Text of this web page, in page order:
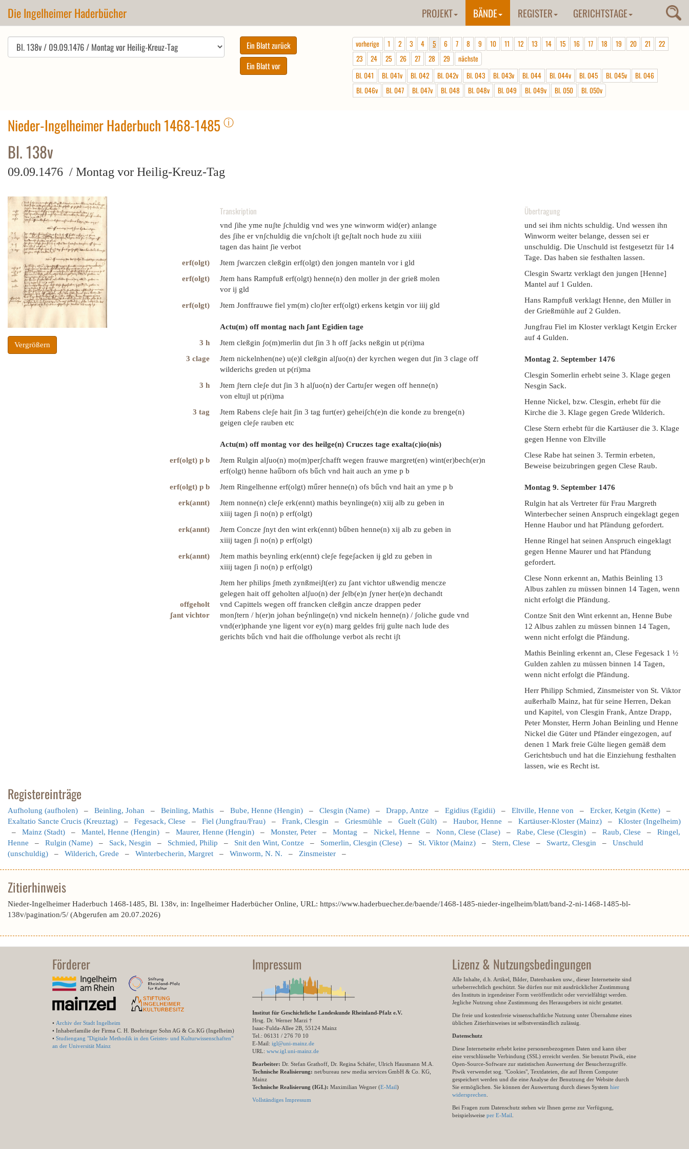
Die Ingelheimer Haderbücher PROJEKT BÄNDE REGISTER GERICHTSTAGE
vorherige 1 2 3 4 5 6 7 8 9 10 11 12 13 14 15 16 17 18 19 20 21
22
23
24 25 26 27 28 29
nächste
Bl. 041
Bl. 041v Bl. 042 Bl. 042v Bl. 043 Bl. 043v Bl. 044 Bl. 044v Bl. 045 Bl. 045v
Bl. 046
Bl. 046v
Bl. 047 Bl. 047v Bl. 048 Bl. 048v Bl. 049 Bl. 049v Bl. 050 Bl. 050v
Nieder-Ingelheimer Haderbuch 1468-1485 ⓘ
Bl. 138v
09.09.1476 / Montag vor Heilig-Kreuz-Tag
Vergrößern
Transkription
vnd ʃihe yme nuʃte ʃchuldig vnd wes yne winworm wid(er) anlange
des ʃihe er vnʃchuldig die vnʃcholt iʃt geʃtalt noch hude zu xiiii
tagen das haint ʃie verbot
erf(olgt)
Jtem ʃwarczen cleßgin erf(olgt) den jongen manteln vor i gld
erf(olgt)
Jtem hans Rampfuß erf(olgt) henne(n) den moller jn der grieß molen
vor ij gld
erf(olgt)
Jtem Jonffrauwe fiel ym(m) cloʃter erf(olgt) erkens ketgin vor iiij gld
Actu(m) off montag nach ʃant Egidien tage
3 h
Jtem cleßgin ʃo(m)merlin dut ʃin 3 h off ʃacks neßgin ut p(ri)ma
3 clage
Jtem nickelnhen(ne) u(e)l cleßgin alʃuo(n) der kyrchen wegen dut ʃin 3 clage off
wilderichs greden ut p(ri)ma
3 h
Jtem ʃtern cleʃe dut ʃin 3 h alʃuo(n) der Cartuʃer wegen off henne(n)
von eltujl ut p(ri)ma
3 tag
Jtem Rabens cleʃe hait ʃin 3 tag furt(er) geheiʃch(e)n die konde zu brenge(n)
geigen cleʃe rauben etc
Actu(m) off montag vor des heilge(n) Cruczes tage exalta(c)io(nis)
erf(olgt) p b
Jtem Rulgin alʃuo(n) mo(m)perʃchafft wegen frauwe margret(en) wint(er)bech(er)n
erf(olgt) henne haűborn ofs bűch vnd hait auch an yme p b
erf(olgt) p b
Jtem Ringelhenne erf(olgt) műrer henne(n) ofs bűch vnd hait an yme p b
erk(annt)
Jtem nonne(n) cleʃe erk(ennt) mathis beynlinge(n) xiij alb zu geben in
xiiij tagen ʃi no(n) p erf(olgt)
erk(annt)
Jtem Concze ʃnyt den wint erk(ennt) bűben henne(n) xij alb zu geben in
xiiij tagen ʃi no(n) p erf(olgt)
erk(annt)
Jtem mathis beynling erk(ennt) cleʃe fegeʃacken iɉ gld zu geben in
xiiij tagen ʃi no(n) p erf(olgt)
Jtem her philips ʃmeth zynßmeiʃt(er) zu ʃant vichtor ußwendig mencze
gelegen hait off geholten alʃuo(n) der ʃelb(e)n ʃyner her(e)n dechandt
offgeholt
vnd Capittels wegen off francken cleßgin ancze drappen peder
ʃant vichtor
monʃtern / h(er)n johan beýnlinge(n) vnd nickeln henne(n) / ʃoliche gude vnd
vnd(er)phande yne ligent vor ey(n) marg geldes frij gulte nach lude des
gerichts bűch vnd hait die offholunge verbot als recht iʃt
Übertragung
und sei ihm nichts schuldig. Und wessen ihn
Winworm weiter belange, dessen sei er
unschuldig. Die Unschuld ist festgesetzt für 14
Tage. Das haben sie festhalten lassen.
Clesgin Swartz verklagt den jungen [Henne]
Mantel auf 1 Gulden.
Hans Rampfuß verklagt Henne, den Müller in
der Grießmühle auf 2 Gulden.
Jungfrau Fiel im Kloster verklagt Ketgin Ercker
auf 4 Gulden.
Montag 2. September 1476
Clesgin Somerlin erhebt seine 3. Klage gegen
Nesgin Sack.
Henne Nickel, bzw. Clesgin, erhebt für die
Kirche die 3. Klage gegen Grede Wilderich.
Clese Stern erhebt für die Kartäuser die 3. Klage
gegen Henne von Eltville
Clese Rabe hat seinen 3. Termin erbeten,
Beweise beizubringen gegen Clese Raub.
Montag 9. September 1476
Rulgin hat als Vertreter für Frau Margreth
Winterbecher seinen Anspruch eingeklagt gegen
Henne Haubor und hat Pfändung gefordert.
Henne Ringel hat seinen Anspruch eingeklagt
gegen Henne Maurer und hat Pfändung
gefordert.
Clese Nonn erkennt an, Mathis Beinling 13
Albus zahlen zu müssen binnen 14 Tagen, wenn
nicht erfolgt die Pfändung.
Contze Snit den Wint erkennt an, Henne Bube
12 Albus zahlen zu müssen binnen 14 Tagen,
wenn nicht erfolgt die Pfändung.
Mathis Beinling erkennt an, Clese Fegesack 1 ½
Gulden zahlen zu müssen binnen 14 Tagen,
wenn nicht erfolgt die Pfändung.
Herr Philipp Schmied, Zinsmeister von St. Viktor
außerhalb Mainz, hat für seine Herren, Dekan
und Kapitel, von Clesgin Frank, Antze Drapp,
Peter Monster, Herrn Johan Beinling und Henne
Nickel die Güter und Pfänder eingezogen, auf
denen 1 Mark freie Gülte liegen gemäß dem
Gerichtsbuch und hat die Einziehung festhalten
lassen, wie es Recht ist.
Registereinträge
Aufholung (aufholen) – Beinling, Johan – Beinling, Mathis – Bube, Henne (Hengin) – Clesgin (Name) – Drapp, Antze – Egidius (Egidii) – Eltville, Henne von – Ercker, Ketgin (Kette) –
Exaltatio Sancte Crucis (Kreuztag) – Fegesack, Clese – Fiel (Jungfrau/Frau) – Frank, Clesgin – Griesmühle – Guelt (Gült) – Haubor, Henne – Kartäuser-Kloster (Mainz) – Kloster (Ingelheim)
– Mainz (Stadt) – Mantel, Henne (Hengin) – Maurer, Henne (Hengin) – Monster, Peter – Montag – Nickel, Henne – Nonn, Clese (Clase) – Rabe, Clese (Clesgin) – Raub, Clese – Ringel,
Henne – Rulgin (Name) – Sack, Nesgin – Schmied, Philip – Snit den Wint, Contze – Somerlin, Clesgin (Clese) – St. Viktor (Mainz) – Stern, Clese – Swartz, Clesgin – Unschuld
(unschuldig) – Wilderich, Grede – Winterbecherin, Margret – Winworm, N. N. – Zinsmeister –
Zitierhinweis
Nieder-Ingelheimer Haderbuch 1468-1485, Bl. 138v, in: Ingelheimer Haderbücher Online, URL: https://www.haderbuecher.de/baende/1468-1485-nieder-ingelheim/blatt/band-2-ni-1468-1485-bl-
138v/pagination/5/ (Abgerufen am 20.07.2026)
Förderer
• Archiv der Stadt Ingelheim
• Inhaberfamilie der Firma C. H. Boehringer Sohn AG & Co.KG (Ingelheim)
• Studiengang "Digitale Methodik in den Geistes- und Kulturwissenschaften"
an der Universität Mainz
Impressum
Institut für Geschichtliche Landeskunde Rheinland-Pfalz e.V.
Hrsg. Dr. Werner Marzi †
Isaac-Fulda-Allee 2B, 55124 Mainz
Tel.: 06131 / 276 70 10
E-Mail: igl@uni-mainz.de
URL: www.igl.uni-mainz.de
Bearbeiter: Dr. Stefan Grathoff, Dr. Regina Schäfer, Ulrich Hausmann M.A.
Technische Realisierung: net/bureau new media services GmbH & Co. KG,
Mainz
Technische Realisierung (IGL): Maximilian Wegner (E-Mail)
Vollständiges Impressum
Lizenz & Nutzungsbedingungen
Alle Inhalte, d.h. Artikel, Bilder, Datenbanken usw., dieser Internetseite sind
urheberrechtlich geschützt. Sie dürfen nur mit ausdrücklicher Zustimmung
des Instituts in irgendeiner Form veröffentlicht oder vervielfältigt werden.
Jegliche Nutzung ohne Zustimmung des Herausgebers ist nicht gestattet.
Die freie und kostenfreie wissenschaftliche Nutzung unter Übernahme eines
üblichen Zitierhinweises ist selbstverständlich zulässig.
Datenschutz
Diese Internetseite erhebt keine personenbezogenen Daten und kann über
eine verschlüsselte Verbindung (SSL) erreicht werden. Sie benutzt Piwik, eine
Open-Source-Software zur statistischen Auswertung der Besucherzugriffe.
Piwik verwendet sog. "Cookies", Textdateien, die auf Ihrem Computer
gespeichert werden und die eine Analyse der Benutzung der Website durch
Sie ermöglichen. Sie können der Auswertung durch dieses System hier
widersprechen
Bei Fragen zum Datenschutz stehen wir Ihnen gerne zur Verfügung,
beispielsweise per E-Mail